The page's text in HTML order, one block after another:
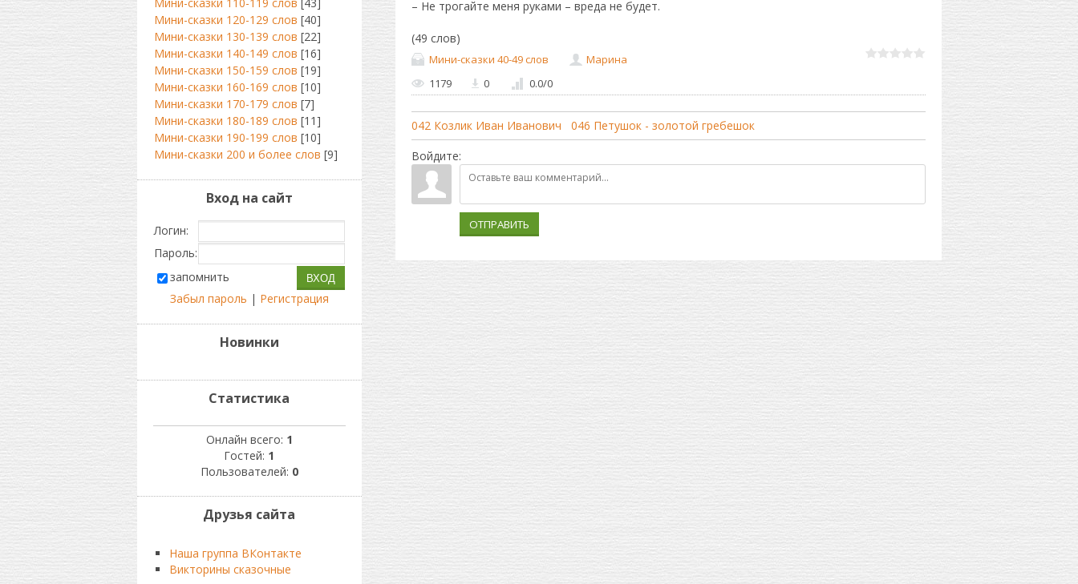
– Не трогайте меня руками – вреда не будет.
(49 слов)
Мини-сказки 40-49 слов
Марина
1179
0 0.0/0
042 Козлик Иван Иванович
046 Петушок - золотой гребешок
Войдите:
ОТПРАВИТЬ
Мини-сказки 120-129 слов [40]
Мини-сказки 130-139 слов [22]
Мини-сказки 140-149 слов [16]
Мини-сказки 150-159 слов [19]
Мини-сказки 160-169 слов [10]
Мини-сказки 170-179 слов [7]
Мини-сказки 180-189 слов [11]
Мини-сказки 190-199 слов [10]
Мини-сказки 200 и более слов [9]
Вход на сайт
Логин:
Пароль:
запомнить
Забыл пароль | Регистрация
Новинки
Статистика
Онлайн всего: 1
Гостей: 1
Пользователей: 0
Друзья сайта
Наша группа ВКонтакте
Викторины сказочные